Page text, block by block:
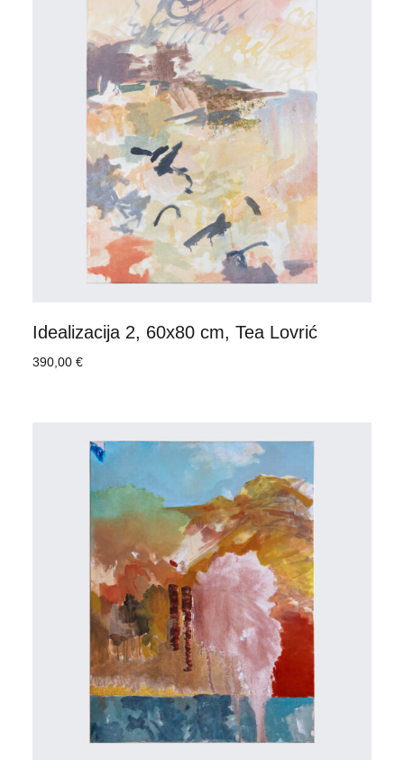
Idealizacija 2, 60x80 cm, Tea Lovrić
390,00 €